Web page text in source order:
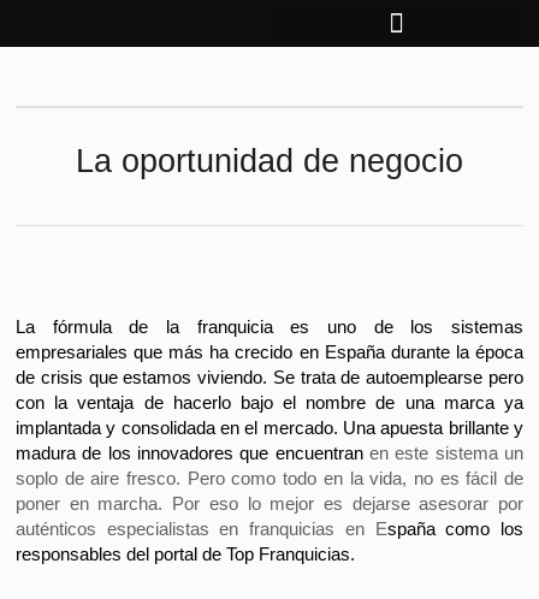
La oportunidad de negocio
La fórmula de la franquicia es uno de los sistemas
empresariales que más ha crecido en España durante la época
de crisis que estamos viviendo. Se trata de autoemplearse pero
con la ventaja de hacerlo bajo el nombre de una marca ya
implantada y consolidada en el mercado. Una apuesta brillante y
madura de los innovadores que encuentran en este sistema un
soplo de aire fresco. Pero como todo en la vida, no es fácil de
poner en marcha. Por eso lo mejor es dejarse asesorar por
auténticos especialistas en franquicias en España como los
responsables del portal de Top Franquicias.